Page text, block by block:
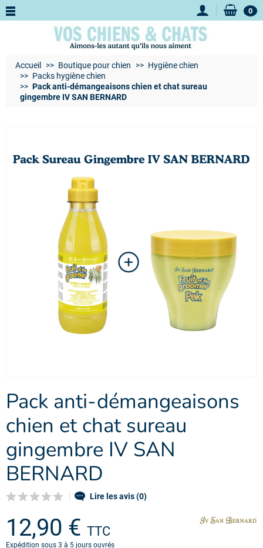
0
Accueil Boutique pour chien
Hygiène chien
Packs hygiène chien
Pack anti-démangeaisons chien et chat sureau
gingembre IV SAN BERNARD
Pack anti-démangeaisons
chien et chat sureau
gingembre IV SAN
BERNARD
Lire les avis (0)
12,90 € TTC
Expédition sous 3 à 5 jours ouvrés